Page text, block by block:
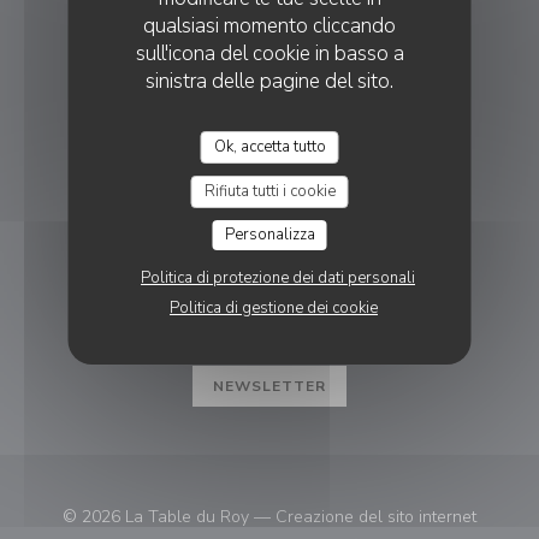
qualsiasi momento cliccando
sull'icona del cookie in basso a
sinistra delle pagine del sito.
Ok, accetta tutto
Rifiuta tutti i cookie
Personalizza
Politica di protezione dei dati personali
Politica di gestione dei cookie
11 Pl. Albert Laurent 13860 Peyrolles-en-Provence
04 65 04 03 98
PRENOTAZIONE
SEGUICI
Instagram ((apre una nuova
NEWSLETTER
© 2026 La Table du Roy — Creazione del sito internet